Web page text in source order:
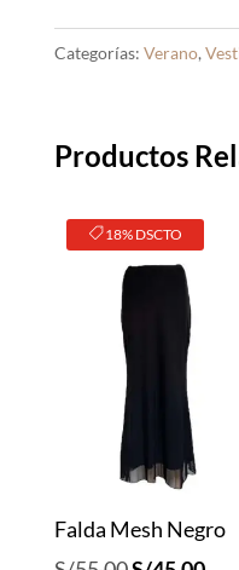
Categorías: Verano,
Productos
18% DSCTO
Falda Mesh Negro